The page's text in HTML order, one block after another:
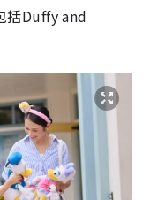
括Duffy and